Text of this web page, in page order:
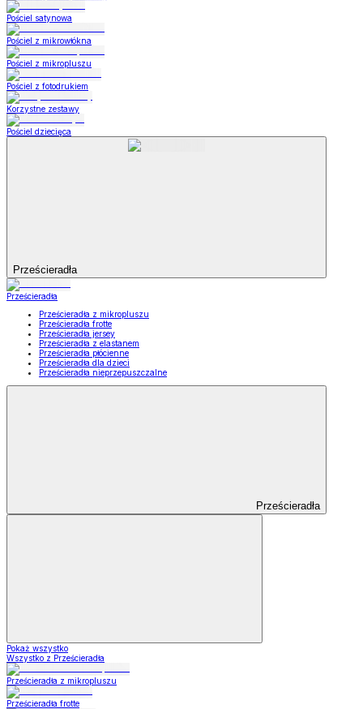
Pościel satynowa
Pościel z mikrowłókna
Pościel z mikropluszu
Pościel z fotodrukiem
Korzystne zestawy
Pościel dziecięca
Prześcieradła
Prześcieradła
Prześcieradła z mikropluszu
Prześcieradła frotte
Prześcieradła jersey
Prześcieradła z elastanem
Prześcieradła płócienne
Prześcieradła dla dzieci
Prześcieradła nieprzepuszczalne
Prześcieradła
Pokaż wszystko
Wszystko z Prześcieradła
Prześcieradła z mikropluszu
Prześcieradła frotte